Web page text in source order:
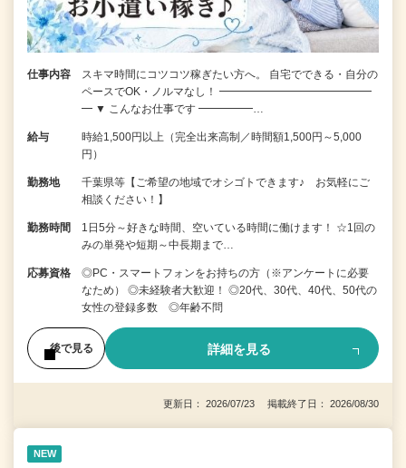
仕事内容
スキマ時間にコツコツ稼ぎたい方へ。 自宅でできる・自分の
ペースでOK・ノルマなし！ ━━━━━━━━━━━━━━
━ ▼ こんなお仕事です ━━━━━…
給与
時給1,500円以上（完全出来高制／時間額1,500円～5,000
円）
勤務地
千葉県等【ご希望の地域でオシゴトできます♪ お気軽にご
相談ください！】
勤務時間
1日5分～好きな時間、空いている時間に働けます！ ☆1回の
みの単発や短期～中長期まで…
応募資格
◎PC・スマートフォンをお持ちの方（※アンケートに必要
なため） ◎未経験者大歓迎！ ◎20代、30代、40代、50代の
女性の登録多数 ◎年齢不問
後で見る 詳細を見る
更新日： 2026/07/23 掲載終了日： 2026/08/30
NEW